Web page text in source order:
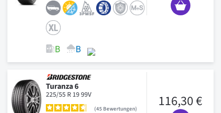
Turanza 6
225/55 R 19 99V
45 Bewertungen 116,30 €